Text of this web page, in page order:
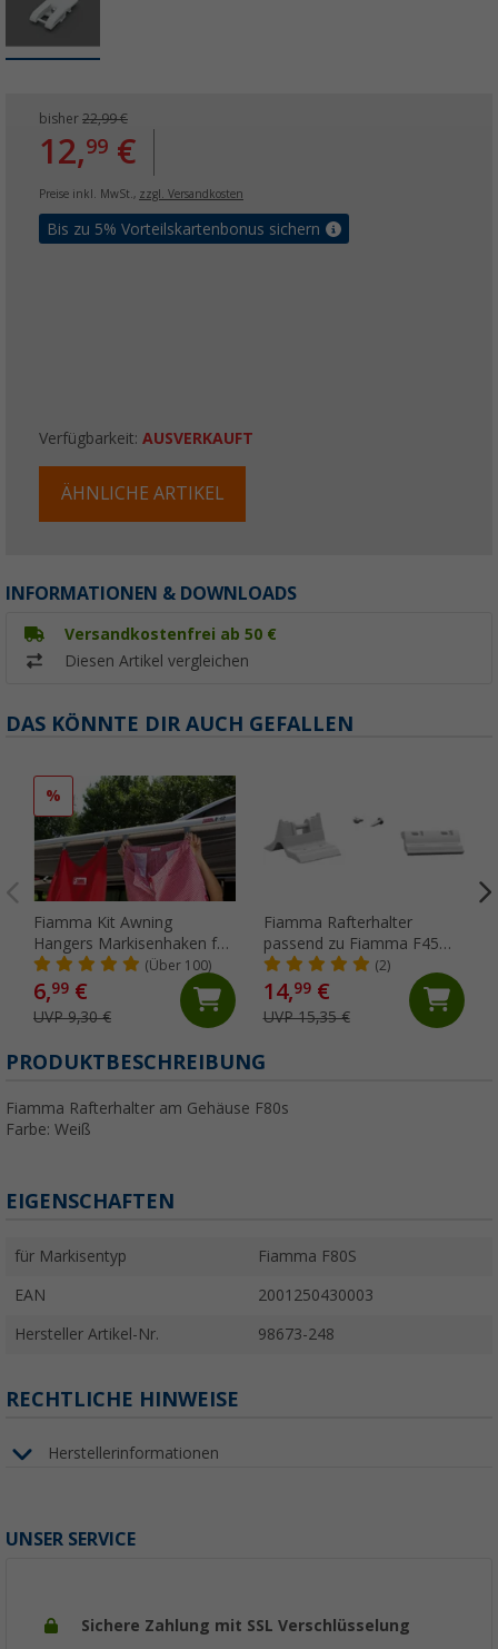
bisher 22,99 €
12,99 €
Preise inkl. MwSt., zzgl. Versandkosten
Bis zu 5% Vorteilskartenbonus sichern
Verfügbarkeit: AUSVERKAUFT
ÄHNLICHE ARTIKEL
INFORMATIONEN & DOWNLOADS
Versandkostenfrei ab 50 €
Diesen Artikel vergleichen
DAS KÖNNTE DIR AUCH GEFALLEN
%
Fiamma Kit Awning
Hangers Markisenhaken für
die Kederschiene(Über 100)
6,99 €
UVP 9,30 €
Fiamma Rafterhalter
passend zu Fiamma F45
S/L / ZIP
(2)
14,99€
UVP 15,35 €
PRODUKTBESCHREIBUNG
Fiamma Rafterhalter am Gehäuse F80s
Farbe: Weiß
EIGENSCHAFTEN
für Markisentyp Fiamma F80S
EAN 2001250430003
Hersteller Artikel-Nr. 98673-248
RECHTLICHE HINWEISE
Herstellerinformationen
UNSER SERVICE
Sichere Zahlung mit SSL Verschlüsselung